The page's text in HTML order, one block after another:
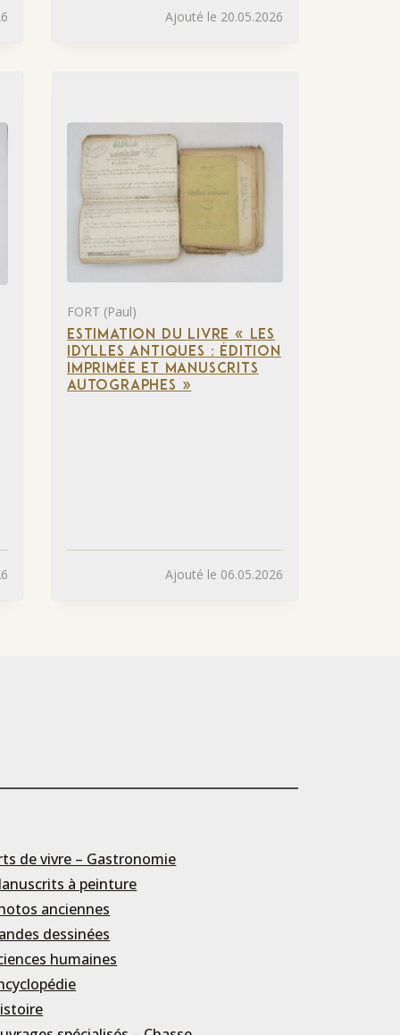
Ajouté le 20.05.2026
FORT (Paul)
ESTIMATION DU LIVRE « LES
IDYLLES ANTIQUES : ÉDITION
IMPRIMÉE ET MANUSCRITS
AUTOGRAPHES »
Ajouté le 06.05.2026
de vivre – Gastronomie
à peinture
anciennes
dessinées
humaines